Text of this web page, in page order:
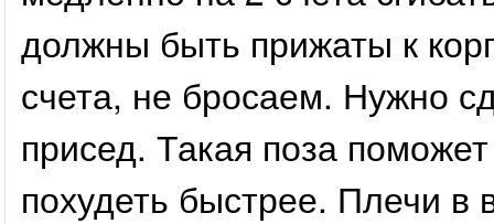
должны быть прижаты к
счета, не бросаем. Нужно
присед. Такая поза
похудеть быстрее. Плечи в